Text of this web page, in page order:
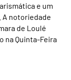
e um
A notoriedade
de Loulé
na Quinta-Feira